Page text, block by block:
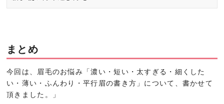
まとめ
今回は、眉毛のお悩み「濃い・短い・太すぎる・細くした
い・薄い・ふんわり・平行眉の書き方」について、書かせて
頂きました。」